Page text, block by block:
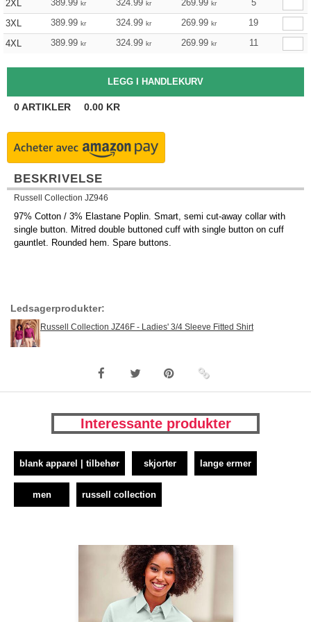
2XL
389.99 kr 324.99 kr 269.99 kr
5
3XL
389.99 kr 324.99 kr 269.99 kr
19
4XL
389.99 kr 324.99 kr 269.99 kr 11
0ARTIKLER 0.00 KR
BESKRIVELSE
Russell Collection JZ946
97% Cotton / 3% Elastane Poplin. Smart, semi cut-away collar with
single button. Mitred double buttoned cuff with single button on cuff
gauntlet. Rounded hem. Spare buttons.
Ledsagerprodukter:
Russell Collection JZ46F - Ladies' 3/4 Sleeve Fitted Shirt
Interessante produkter
blank apparel | tilbehør skjorter lange ermer
men russell collection